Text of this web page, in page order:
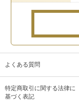
よくある質問
特定商取引に関する法律に
基づく表記